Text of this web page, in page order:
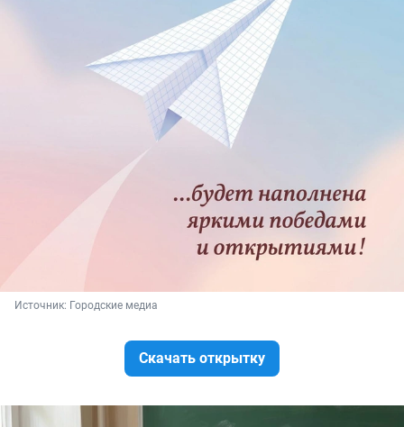
Источник: Городские медиа
Скачать открытку